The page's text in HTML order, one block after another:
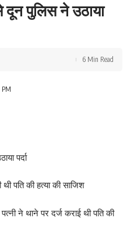
पुलिस ने उठाया
6 Min Read
पर्दा
पति की हत्या की साजिश
ने थाने पर दर्ज कराई थी पति की